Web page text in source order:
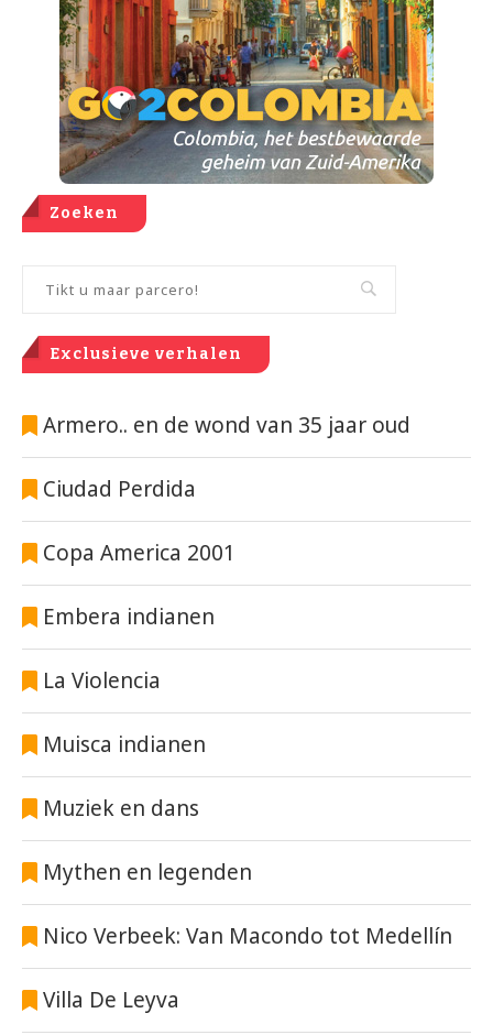
Zoeken
Exclusieve verhalen
Armero.. en de wond van 35 jaar oud
Ciudad Perdida
Copa America 2001
Embera indianen
La Violencia
Muisca indianen
Muziek en dans
Mythen en legenden
Nico Verbeek: Van Macondo tot Medellín
Villa De Leyva